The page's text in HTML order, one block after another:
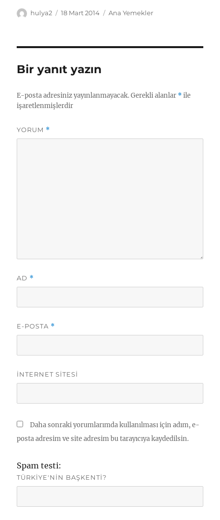
Yazar
hulya2
Yayın
18 Mart 2014 Kategoriler
Ana Yemekler
Bir yanıt yazın
E-posta adresiniz yayınlanmayacak. Gerekli alanlar *ile
işaretlenmişlerdir
YORUM *
AD *
E-POSTA *
İNTERNET SITESI
Daha sonraki yorumlarımda kullanılması için adım, e-
posta adresim ve site adresim bu tarayıcıya kaydedilsin.
Spam testi:
TÜRKIYE'NIN BAŞKENTI?